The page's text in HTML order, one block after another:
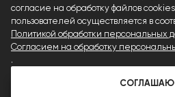
Условия использования материалов
Политика конфиденциальности
Согласие (cookies)
согласие на обработку файлов
пользователей осуществляется в
Политикой обработки персональных
Согласием на обработку
.